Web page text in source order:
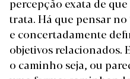
trata. Há que pensar no
e concertadamente
objetivos relacionados.
o caminho seja, ou